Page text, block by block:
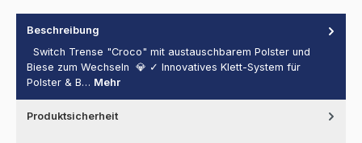
Beschreibung
Switch Trense "Croco" mit austauschbarem Polster und
Biese zum Wechseln 💎 ✓ Innovatives Klett-System für
Polster & B… Mehr
Produktsicherheit